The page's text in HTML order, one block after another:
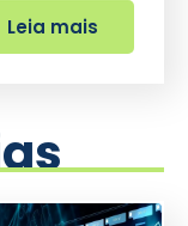
Leia mais